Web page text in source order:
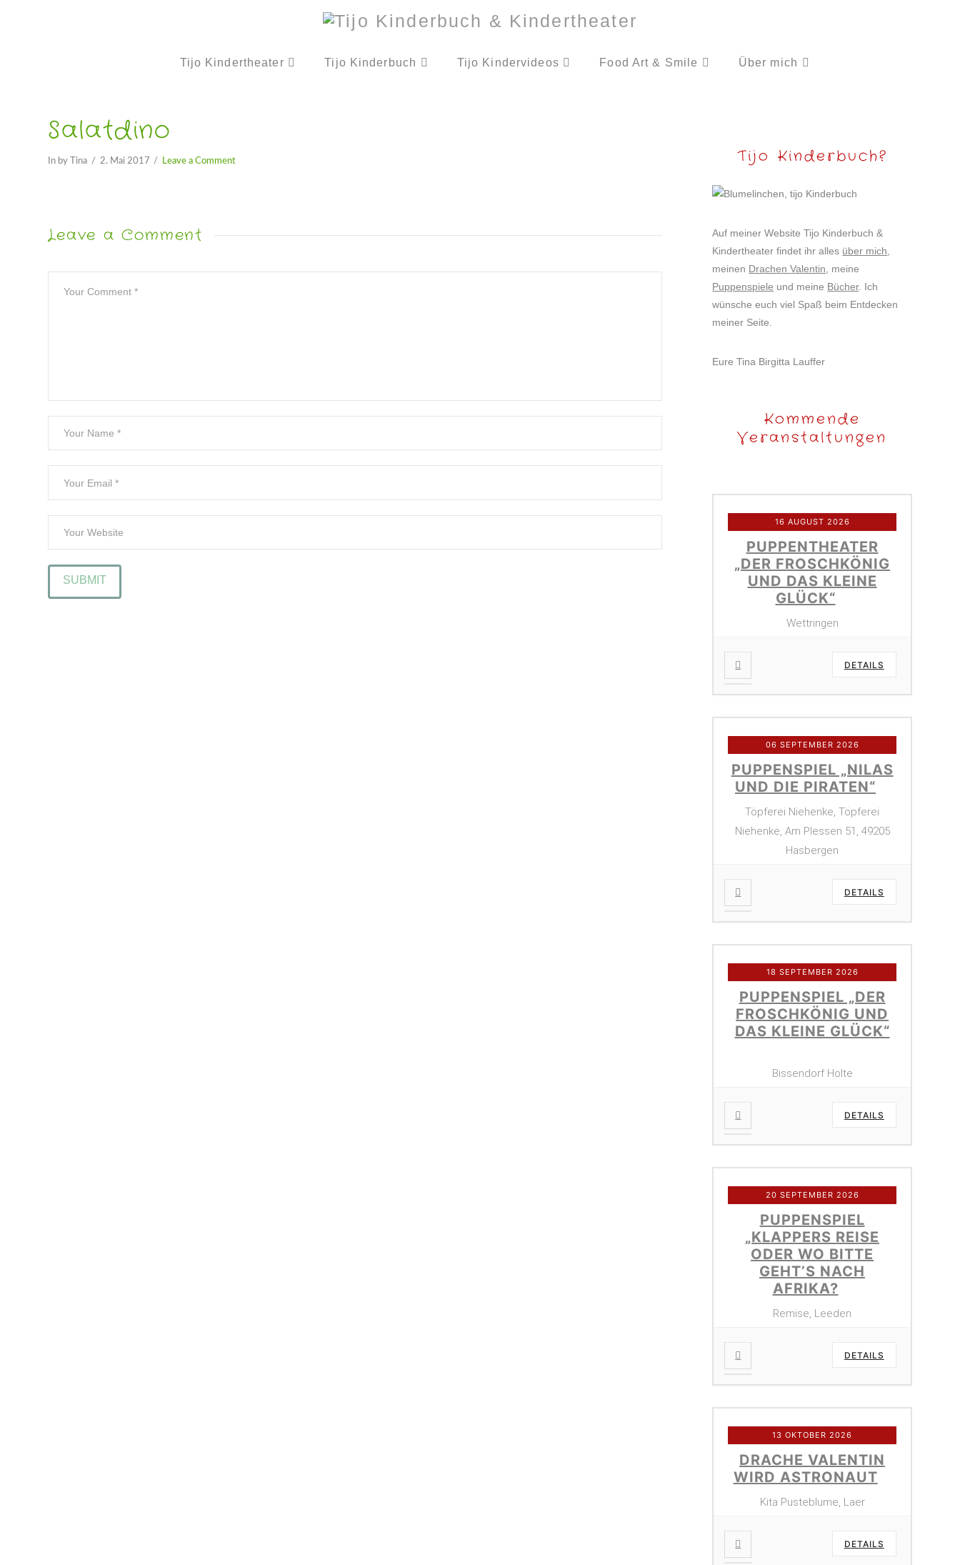
Tijo Kindertheater Tijo Kinderbuch Tijo Kindervideos Food Art & Smile Über mich
Salatdino
In by Tina 2. Mai 2017 Leave a Comment
Leave a Comment
Tijo Kinderbuch?
Auf meiner Website Tijo Kinderbuch &
Kindertheater findet ihr alles über mich
meinen Drachen Valentin , meine
Puppenspiele und meine Bücher. Ich
wünsche euch viel Spaß beim Entdecken
meiner Seite.
Eure Tina Birgitta Lauffer
Kommende
Veranstaltungen
16 AUGUST 2026
PUPPENTHEATER
„DER FROSCHKÖNIG
UND DAS KLEINE
GLÜCK“
Wettringen
DETAILS
06 SEPTEMBER 2026
PUPPENSPIEL „NILAS
UND DIE PIRATEN“
Töpferei Niehenke, Töpferei
Niehenke, Am Plessen 51, 49205
Hasbergen
DETAILS
18 SEPTEMBER 2026
PUPPENSPIEL „DER
FROSCHKÖNIG UND
DAS KLEINE GLÜCK“
Bissendorf Holte
DETAILS
20 SEPTEMBER 2026
PUPPENSPIEL
„KLAPPERS REISE
ODER WO BITTE
GEHT’S NACH
AFRIKA?
Remise, Leeden
DETAILS
13 OKTOBER 2026
DRACHE VALENTIN
WIRD ASTRONAUT
Kita Pusteblume, Laer
DETAILS